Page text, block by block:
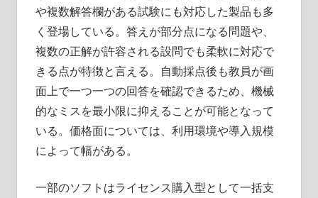
や複数解答欄がある試験にも対応した製品も多
く登場している。答えが部分点になる問題や、
複数の正解が許容される設問でも柔軟に対応で
きる点が特徴と言える。自動採点後も教員が画
面上で一つ一つの回答を確認できるため、機械
的なミスを最小限に抑えることが可能となって
いる。価格面については、利用環境や導入規模
によって幅がある。
一部のソフトはライセンス購入型として一括支